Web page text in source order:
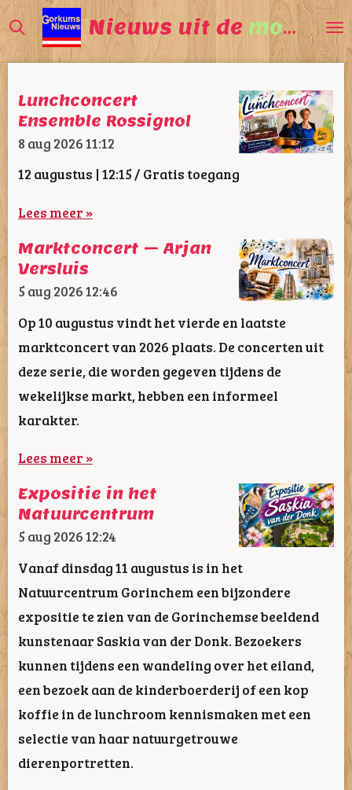
Ga
direct
naar
de
hoofdinhoud
Nieuws uit de mooiste
Lunchconcert
Ensemble Rossignol
8 aug 202611:12
12 augustus | 12:15 / Gratis toegang
Lees meer »
Marktconcert – Arjan
Versluis
5 aug 202612:46
Op 10 augustus vindt het vierde en laatste
marktconcert van 2026 plaats. De concerten uit
deze serie, die worden gegeven tijdens de
wekelijkse markt, hebben een informeel
karakter.
Lees meer »
Expositie in het
Natuurcentrum
5 aug 202612:24
Vanaf dinsdag 11 augustus is in het
Natuurcentrum Gorinchem een bijzondere
expositie te zien van de Gorinchemse beeldend
kunstenaar Saskia van der Donk. Bezoekers
kunnen tijdens een wandeling over het eiland,
een bezoek aan de kinderboerderij of een kop
koffie in de lunchroom kennismaken met een
selectie van haar natuurgetrouwe
dierenportretten.